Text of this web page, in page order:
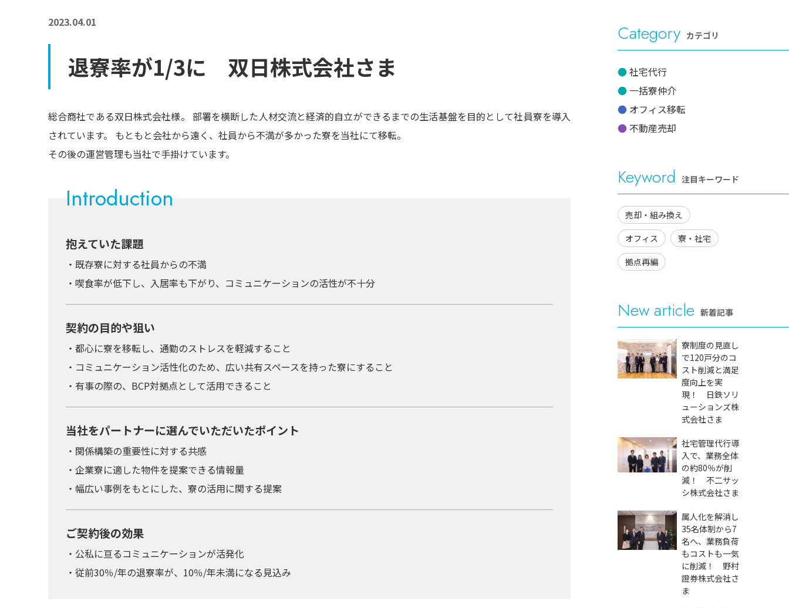
2023.04.01
退寮率が1/3に 双日株式会社さま
総合商社である双日株式会社様。 部署を横断した人材交流と経済的自立ができるまでの生活基盤を目的として社員寮を導入
されています。 もともと会社から遠く、社員から不満が多かった寮を当社にて移転。
その後の運営管理も当社で手掛けています。
Introduction
抱えていた課題
・既存寮に対する社員からの不満
・喫食率が低下し、入居率も下がり、コミュニケーションの活性が不十分
契約の目的や狙い
・都心に寮を移転し、通勤のストレスを軽減すること
・コミュニケーション活性化のため、広い共有スペースを持った寮にすること
・有事の際の、BCP対拠点として活用できること
当社をパートナーに選んでいただいたポイント
・関係構築の重要性に対する共感
・企業寮に適した物件を提案できる情報量
・幅広い事例をもとにした、寮の活用に関する提案
ご契約後の効果
・公私に亘るコミュニケーションが活発化
・従前30％/年の退寮率が、10％/年未満になる見込み
Category カテゴリ
社宅代行
一括寮仲介
オフィス移転
不動産売却
Keyword 注目キーワード
売却・組み換え
オフィス
寮・社宅
拠点再編
New article 新着記事
寮制度の見直し
で120戸分のコ
スト削減と満足
度向上を実
現！ 日鉄ソリ
ューションズ株
式会社さま
社宅管理代行導
入で、業務全体
の約80％が削
減！ 不二サッ
シ株式会社さま
属人化を解消し
35名体制から7
名へ、業務負荷
もコストも一気
に削減！ 野村
證券株式会社さ
ま